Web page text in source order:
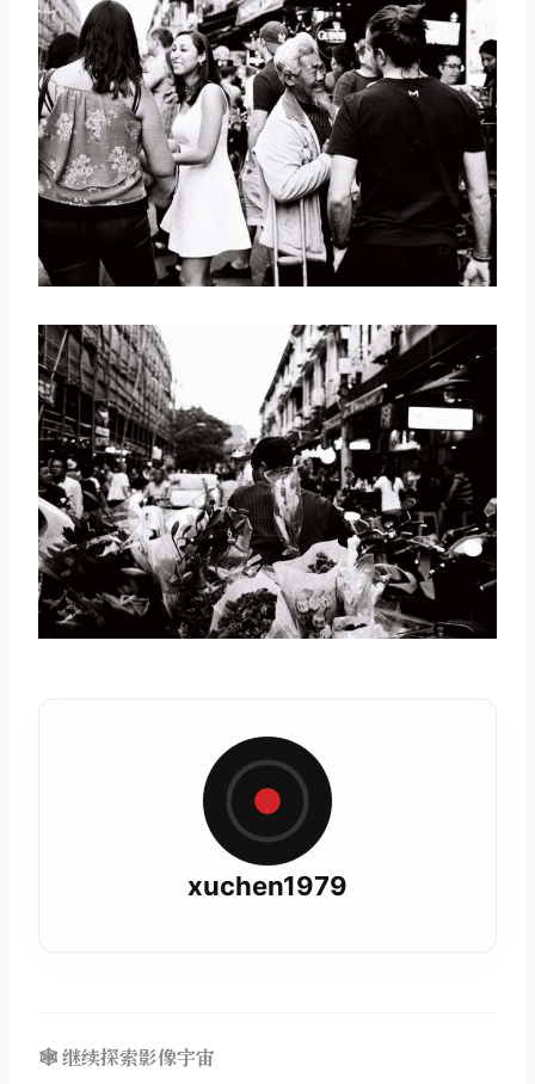
xuchen1979
🕸️ 继续探索影像宇宙
取消 搜索